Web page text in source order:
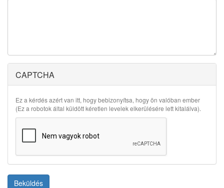
CAPTCHA
Ez a kérdés azért van itt, hogy bebizonyítsa, hogy ön valóban ember
(Ez a robotok által küldött kéretlen levelek elkerülésére lett kitalálva).
Beküldés